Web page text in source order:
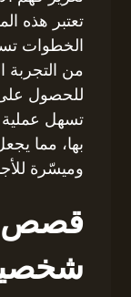
تعتبر هذه
الخطوات
من التجربة
للحصول
تسهل عملية
بها، مما
وميسّرة
قصص